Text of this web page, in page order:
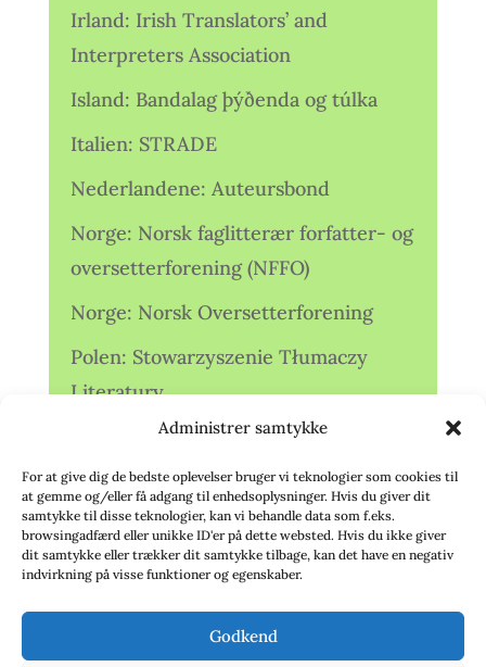
Administrer samtykke
For at give dig de bedste oplevelser bruger vi teknologier som cookies til
at gemme og/eller få adgang til enhedsoplysninger. Hvis du giver dit
samtykke til disse teknologier, kan vi behandle data som f.eks.
browsingadfærd eller unikke ID'er på dette websted. Hvis du ikke giver
dit samtykke eller trækker dit samtykke tilbage, kan det have en negativ
indvirkning på visse funktioner og egenskaber.
Godkend
Irland: Irish Translators’ and
Interpreters Association
Island: Bandalag þýðenda og túlka
Italien: STRADE
Nederlandene: Auteursbond
Norge: Norsk faglitterær forfatter- og
oversetterforening (NFFO)
Norge: Norsk Oversetterforening
Polen: Stowarzyszenie Tłumaczy
Literatury
Storbritannien: Translators
Association (TA)
Sverige: Översättarsektionen (Ö.)
Sverige: Översättarcentrum (ÖC)
deutschsprachiger Übersetzer (VdÜ)